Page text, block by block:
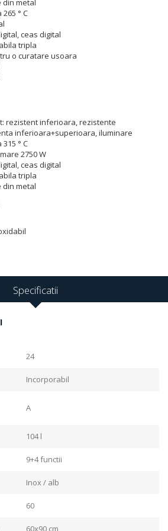
metal
265 ° C
ceas digital
tripla
o curatare usoara
rezistent inferioara, rezistente
inferioara+superioara, iluminare
315 ° C
2750 W
ceas digital
tripla
din metal
Specificatii
24
Incorporabil
A
104 l
9+4 functii
Inox / alb
60
60x90 cm